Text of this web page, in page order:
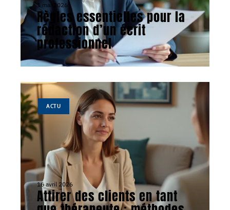
1 mai 2026
Règles essentielles pour la
rédaction d’un écrit
professionnel
ACTU
16 avril 2026
Attirer des clients en tant